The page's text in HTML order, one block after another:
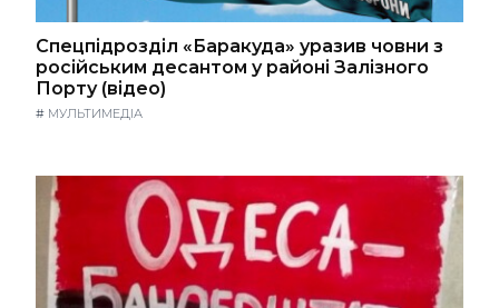
Спецпідрозділ «Баракуда» уразив човни з
російським десантом у районі Залізного
Порту (відео)
# МУЛЬТИМЕДІА